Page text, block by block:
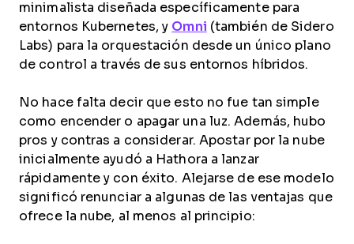
minimalista diseñada específicamente para
entornos Kubernetes, y Omni (también de Sidero
Labs) para la orquestación desde un único plano
de control a través de sus entornos híbridos.
No hace falta decir que esto no fue tan simple
como encender o apagar una luz. Además, hubo
pros y contras a considerar. Apostar por la nube
inicialmente ayudó a Hathora a lanzar
rápidamente y con éxito. Alejarse de ese modelo
significó renunciar a algunas de las ventajas que
ofrece la nube, al menos al principio: